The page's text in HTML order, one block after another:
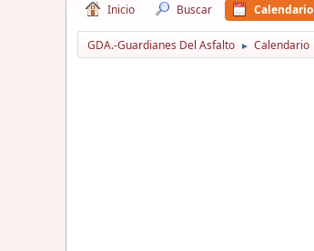
Inicio Buscar Calendario
GDA.-Guardianes Del Asfalto ► Calendario